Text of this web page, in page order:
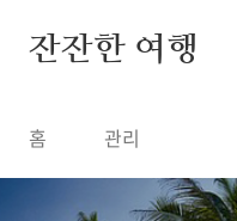
잔잔한 여행
홈 관리